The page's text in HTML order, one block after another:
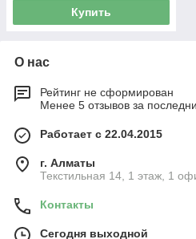
Купить
О нас
Рейтинг не сформирован
Менее 5 отзывов за
Работает с 22.04.2015
г. Алматы
Текстильная 14, 1 этаж, 1
Контакты
Сегодня выходной